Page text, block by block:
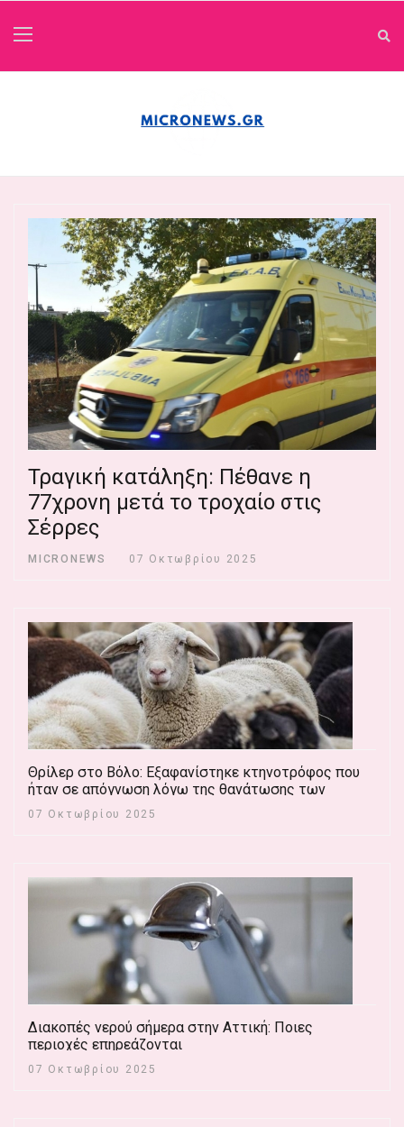
Τραγική κατάληξη: Πέθανε η
77χρονη μετά το τροχαίο στις
Σέρρες
MICRONEWS 07 Οκτωβρίου 2025
Θρίλερ στο Βόλο: Εξαφανίστηκε κτηνοτρόφος που
ήταν σε απόγνωση λόγω της θανάτωσης των
αιγοπροβάτων του
07 Οκτωβρίου 2025
Διακοπές νερού σήμερα στην Αττική: Ποιες
περιοχές επηρεάζονται
07 Οκτωβρίου 2025